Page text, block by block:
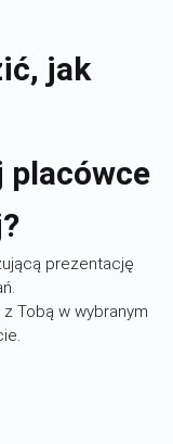
jak
placówce
prezentację
Tobą w wybranym